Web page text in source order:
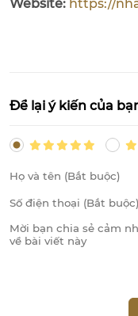
Website: https://
Để lại ý kiến của